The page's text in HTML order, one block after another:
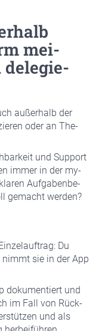
mei­
dele­gie­
außer­halb der
oder an The­
und Sup­port
immer in der my-
Auf­ga­ben­be­
gemacht wer­den?
Du
sie in der App
doku­men­tiert und
im Fall von Rück­
und als